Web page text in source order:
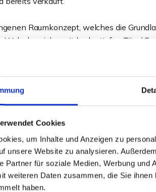
Cookies
um Inhalte und Anzeigen zu
unsere Website zu analysieren.
Partner für soziale Medien, Werbung
weiteren Daten zusammen, die Sie
haben.
Raumkonzept, welches die
mit bodentiefen Tür- /
an, die zum geselligen Verweilen
den Wohnbereich an. Das
mit großer, ebenerdiger Dusche,
schön abgerundet und durch den
Gartenfans einen überdachten
nicht viel aus Gartenarbeit macht,
die richtige Entscheidung
sofortigen Eigennutzung oder als